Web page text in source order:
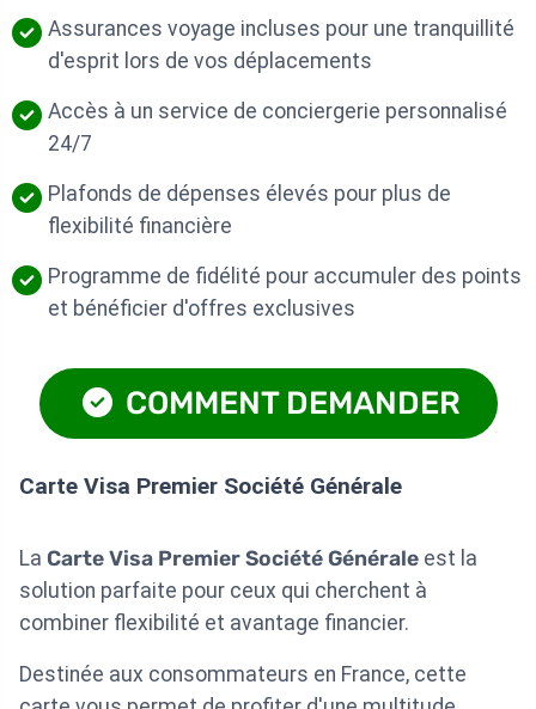
Assurances voyage incluses pour une tranquillité
d'esprit lors de vos déplacements
Accès à un service de conciergerie personnalisé
24/7
Plafonds de dépenses élevés pour plus de
flexibilité financière
Programme de fidélité pour accumuler des points
et bénéficier d'offres exclusives
COMMENT DEMANDER
Carte Visa Premier Société Générale
La Carte Visa Premier Société Générale est la
solution parfaite pour ceux qui cherchent à
combiner flexibilité et avantage financier.
Destinée aux consommateurs en France, cette